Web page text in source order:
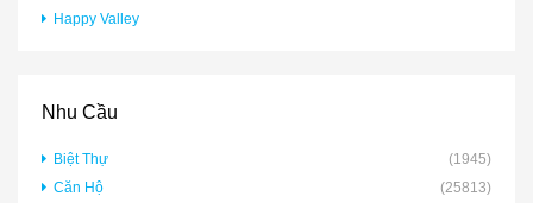
Happy Valley
Nhu Cầu
Biệt Thự
(1945)
Căn Hộ
(25813)